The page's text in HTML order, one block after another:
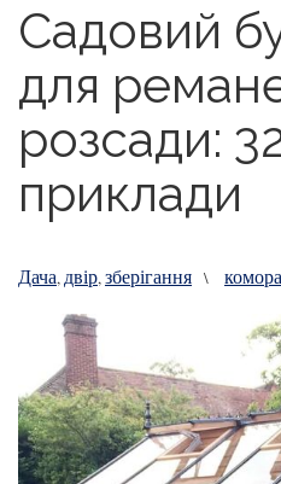
Садовий
для
розсади:
приклади
Дача, двір,зберігання \ комора